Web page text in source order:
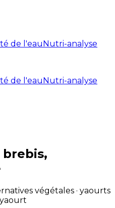
de l'eauNutri-analyse
de l'eauNutri-analyse
végétales · yaourts